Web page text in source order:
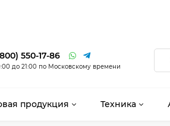
550-17-86
до 21:00 по Московскому времени
продукция Техника